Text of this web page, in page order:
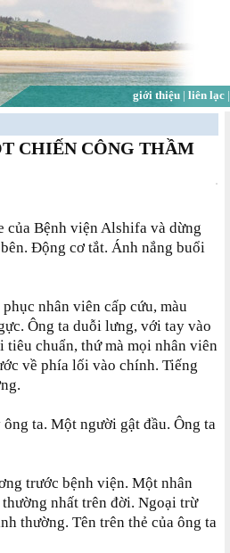
giới thiệu| liên lạc|
CHIẾN CÔNG THẦM
của Bệnh viện Alshifa và dừng
Động cơ tắt. Ánh nắng buổi
nhân viên cấp cứu, màu
Ông ta duỗi lưng, với tay vào
tiêu chuẩn, thứ mà mọi nhân viên
về phía lối vào chính. Tiếng
ta. Một người gật đầu. Ông ta
trước bệnh viện. Một nhân
nhất trên đời. Ngoại trừ
thường. Tên trên thẻ của ông ta